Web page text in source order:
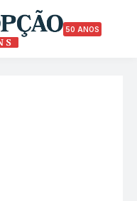
50 ANOS